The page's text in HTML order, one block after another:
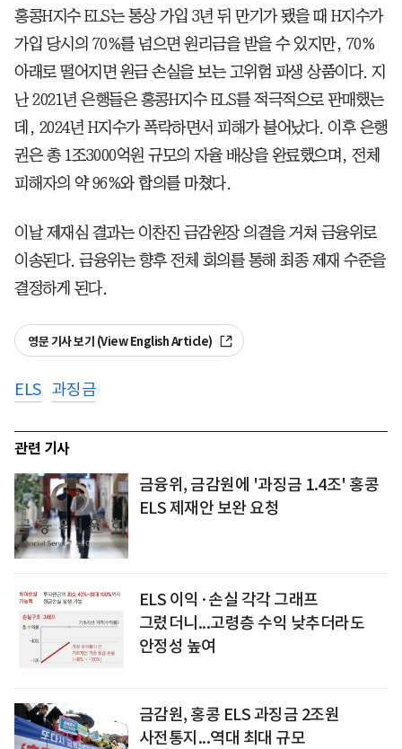
홍콩H지수 ELS는 통상 가입 3년 뒤 만기가 됐을 때 H지수가
가입 당시의 70%를 넘으면 원리금을 받을 수 있지만, 70%
아래로 떨어지면 원금 손실을 보는 고위험 파생 상품이다. 지
난 2021년 은행들은 홍콩H지수 ELS를 적극적으로 판매했는
데, 2024년 H지수가 폭락하면서 피해가 불어났다. 이후 은행
권은 총 1조3000억원 규모의 자율 배상을 완료했으며, 전체
피해자의 약 96%와 합의를 마쳤다.
이날 제재심 결과는 이찬진 금감원장 의결을 거쳐 금융위로
이송된다. 금융위는 향후 전체 회의를 통해 최종 제재 수준을
결정하게 된다.
영문 기사 보기 (View English Article)
ELS 과징금
관련 기사
금융위, 금감원에 '과징금 1.4조' 홍콩
ELS 제재안 보완 요청
ELS 이익·손실 각각 그래프
그렸더니...고령층 수익 낮추더라도
안정성 높여
금감원, 홍콩 ELS 과징금 2조원
사전통지...역대 최대 규모